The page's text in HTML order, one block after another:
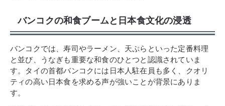
バンコクの和食ブームと日本食文化の浸透
バンコクでは、寿司やラーメン、天ぷらといった定番料理
と並び、うなぎも重要な和食のひとつと認識されていま
す。タイの首都バンコクには日本人駐在員も多く、クオリ
ティの高い日本食を求める声が強いことが背景にありま
す。